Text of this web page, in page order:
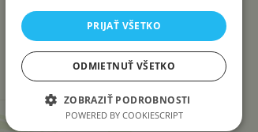
PRIJAŤ VŠETKO
ODMIETNUŤ VŠETKO
ZOBRAZIŤ PODROBNOSTI
POWERED BY COOKIESCRIPT